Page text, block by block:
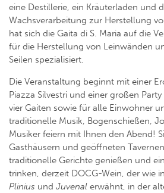
eine Destillerie, ein Kräuterladen und
Wachsverarbeitung zur Herstellung
hat sich die Gaita di S. Maria auf die
für die Herstellung von Leinwänden
Seilen spezialisiert.
Die Veranstaltung beginnt mit einer
Piazza Silvestri und einer großen
vier Gaiten sowie für alle Einwohner
traditionelle Musik, Bogenschießen,
Musiker feiern mit Ihnen den Abend!
Gasthäusern und geöffneten
traditionelle Gerichte genießen und
trinken, derzeit DOCG-Wein, der wie
Plinius und Juvenal erwähnt, in der